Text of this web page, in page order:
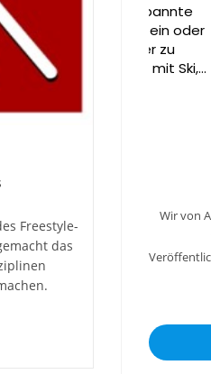
Freestyle-
das
entspannte
um den ein oder
Winter zu
mal so mit Ski,
über eine
gehen oder
in die
Wir von